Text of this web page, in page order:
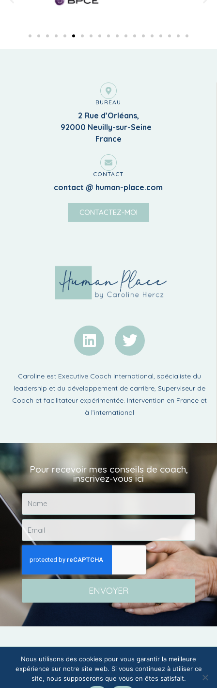
BUREAU
2 Rue d’Orléans,
92000 Neuilly-sur-Seine
France
CONTACT
contact @ human-place.com
CONTACTEZ-MOI
Caroline est Executive Coach International, spécialiste du
leadership et du développement de carrière, Superviseur de
Coach et facilitateur expérimentée. Intervention en France et
à l’international
Pour recevoir mes conseils de coach,
inscrivez-vous ici
ENVOYER
© 2023 Human Place – Tous droits réservés – Crédit Photos :
Dav
Nous utilisons des cookies pour vous garantir la meilleure
expérience sur notre site web. Si vous continuez à utiliser ce
site, nous supposerons que vous en êtes satisfait.